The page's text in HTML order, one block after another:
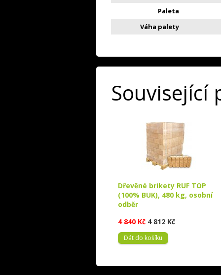
Paleta
Váha palety
Související
Dřevěné brikety RUF TOP
(100% BUK), 480 kg, osobní
odběr
4 840 Kč 4 812 Kč
Dát do košíku